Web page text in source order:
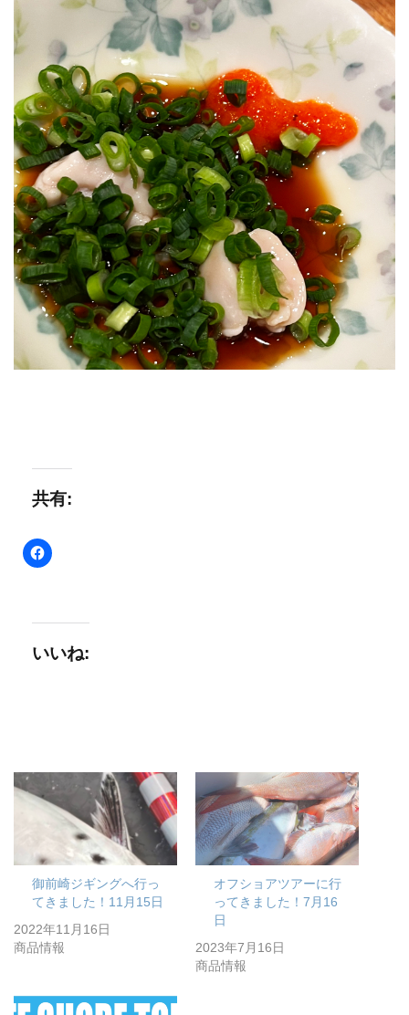
共有:
いいね:
御前崎ジギングへ行っ
てきました！11月15日
2022年11月16日
商品情報
オフショアツアーに行
ってきました！7月16
日
2023年7月16日
商品情報